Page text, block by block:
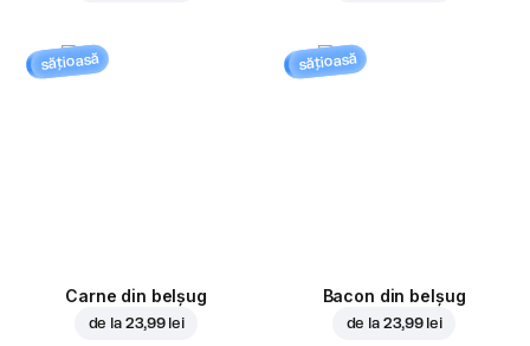
sățioasă
Carne din belșug
de la 23,99 lei
sățioasă
Bacon din belșug
de la 23,99 lei